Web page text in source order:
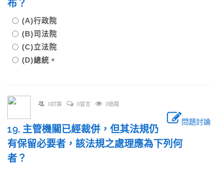
布？
(A)行政院
(B)司法院
(C)立法院
(D)總統。
0討論 0留言 0追蹤
問題討論
19. 主管機關已經裁併，但其法規仍
有保留必要者，該法規之處理應為下列何
者？